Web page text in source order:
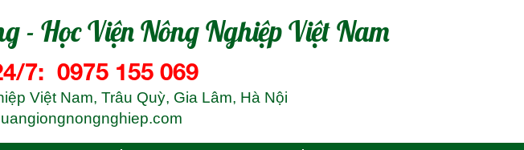
- Học Viện Nông Nghiệp Việt Nam
7: 0975 155 069
Việt Nam, Trâu Quỳ, Gia Lâm, Hà Nội